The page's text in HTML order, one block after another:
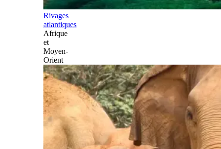
Rivages
atlantiques
Afrique
et
Moyen-
Orient